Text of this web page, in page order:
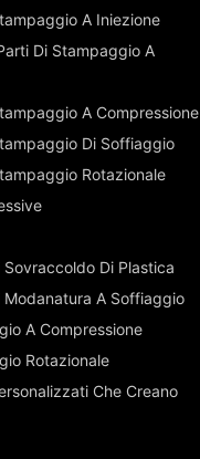
A Iniezione
Di Stampaggio A
A Compressione
Di Soffiaggio
Rotazionale
Sovraccoldo Di Plastica
Modanatura A Soffiaggio
A Compressione
Rotazionale
Che Creano